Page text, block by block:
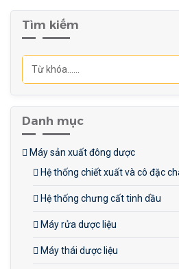
dàng vệ sinh và đảm bảo
an toàn vệ sinh thực phẩm.
Tìm kiếm
Danh mục
Máy sản xuất đông dược
Hệ thống chiết xuất và cô đặc
Hệ thống chưng cất tinh dầu
Máy rửa dược liệu
Máy thái dược liệu